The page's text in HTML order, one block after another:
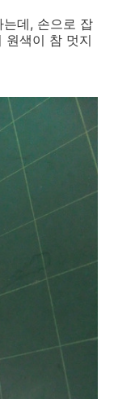
데, 손으로 잡
원색이 참 멋지